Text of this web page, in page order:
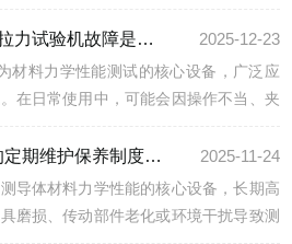
试结果的可靠性与设备使用寿命。橡...
是保障测试准确性的关键 2025-12-23
材料力学性能测试的核心设备，广泛应
在日常使用中，可能会因操作不当、夹
数显电子拉力试验机的故障，是保障测
维护保养制度分享 2025-11-24
导体材料力学性能的核心设备，长期高
磨损、传动部件老化或环境干扰导致测